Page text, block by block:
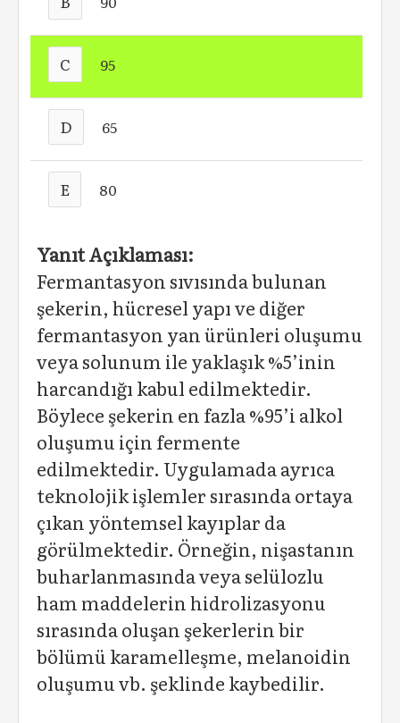
C 95
D 65
E 80
Yanıt Açıklaması:
Fermantasyon sıvısında bulunan
şekerin, hücresel yapı ve diğer
fermantasyon yan ürünleri oluşumu
veya solunum ile yaklaşık %5’inin
harcandığı kabul edilmektedir.
Böylece şekerin en fazla %95’i alkol
oluşumu için fermente
edilmektedir. Uygulamada ayrıca
teknolojik işlemler sırasında ortaya
çıkan yöntemsel kayıplar da
görülmektedir. Örneğin, nişastanın
buharlanmasında veya selülozlu
ham maddelerin hidrolizasyonu
sırasında oluşan şekerlerin bir
bölümü karamelleşme, melanoidin
oluşumu vb. şeklinde kaybedilir.